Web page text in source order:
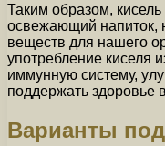
Таким образом,
освежающий напиток,
веществ для нашего
употребление киселя
иммунную систему,
поддержать здоровье
Варианты